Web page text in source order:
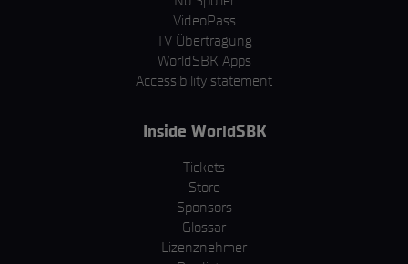
VideoPass
TV Übertragung
WorldSBK Apps
Accessibility statement
Inside WorldSBK
Tickets
Store
Sponsors
Glossar
Lizenznehmer